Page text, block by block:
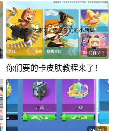
00:41
你们要的卡皮肤教程来了！